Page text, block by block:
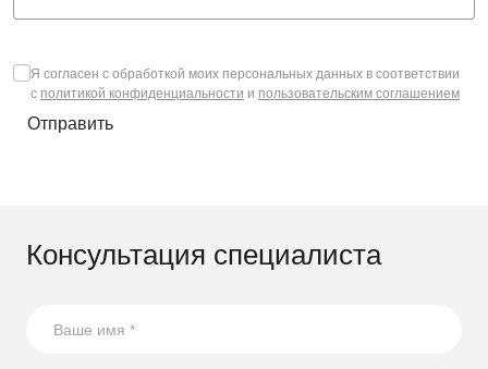
Я согласен с обработкой моих персональных данных в соответствии
с политикой конфиденциальности и пользовательским соглашением
Отправить
Консультация специалиста